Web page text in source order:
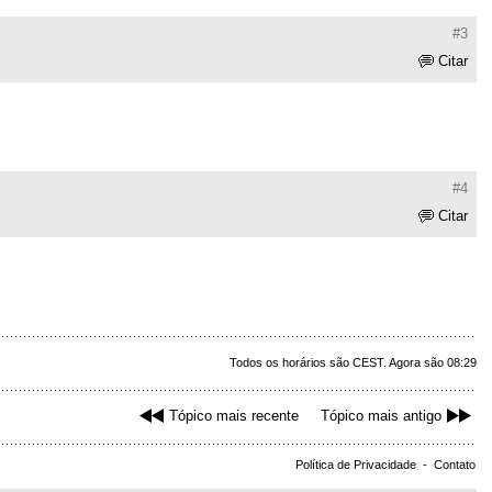
#3
Citar
#4
Citar
Todos os horários são CEST. Agora são 08:29
Tópico mais recente Tópico mais antigo
Política de Privacidade - Contato